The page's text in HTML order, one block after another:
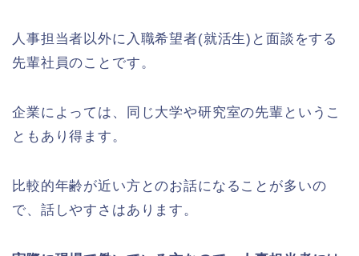
人事担当者以外に入職希望者(就活生)と面談をする
先輩社員のことです。
企業によっては、同じ大学や研究室の先輩というこ
ともあり得ます。
比較的年齢が近い方とのお話になることが多いの
で、話しやすさはあります。